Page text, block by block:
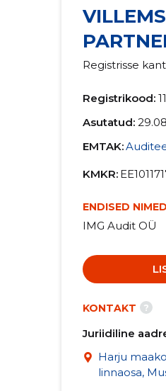
Registrisse
Registrikood:
Asutatud:
EMTAK:
KMKR:
ENDISED NIMED
IMG Audit OÜ
KONTAKT ?
Juriidiline
Harju
linnaosa,